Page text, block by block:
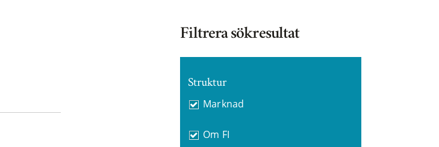
Filtrera sökresultat
Struktur
Marknad
Om FI